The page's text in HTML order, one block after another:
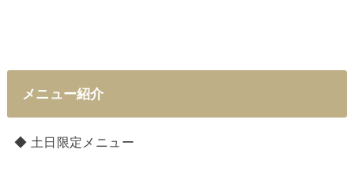
メニュー紹介
◆ 土日限定メニュー